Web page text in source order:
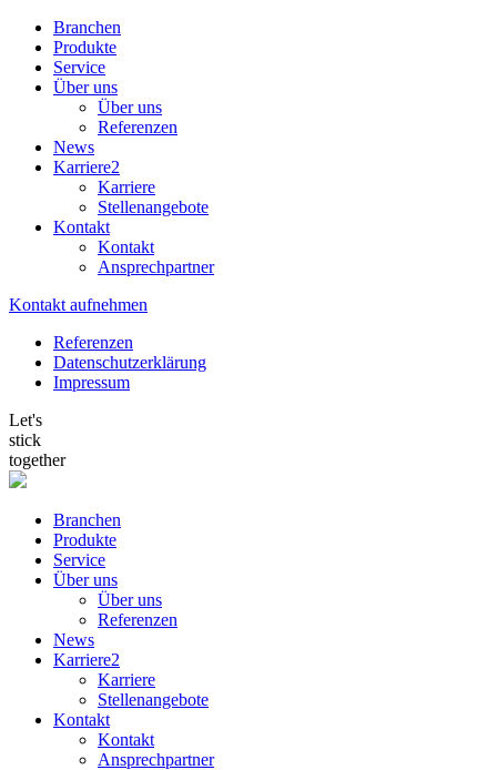
Branchen
Produkte
Service
Über uns
Über uns
Referenzen
News
Karriere2
Karriere
Stellenangebote
Kontakt
Kontakt
Ansprechpartner
Kontakt aufnehmen
Referenzen
Datenschutzerklärung
Impressum
Let's
stick
together
Branchen
Produkte
Service
Über uns
Über uns
Referenzen
News
Karriere2
Karriere
Stellenangebote
Kontakt
Kontakt
Ansprechpartner